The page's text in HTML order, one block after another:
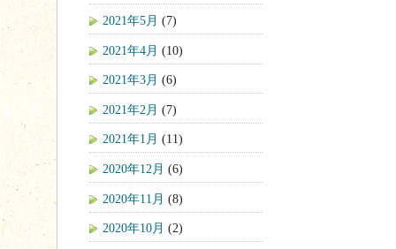
2021年5月 (7)
2021年4月 (10)
2021年3月 (6)
2021年2月 (7)
2021年1月 (11)
2020年12月 (6)
2020年11月 (8)
2020年10月 (2)